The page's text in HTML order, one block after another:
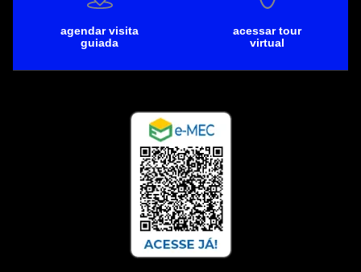
agendar visita
guiada
acessar tour
virtual